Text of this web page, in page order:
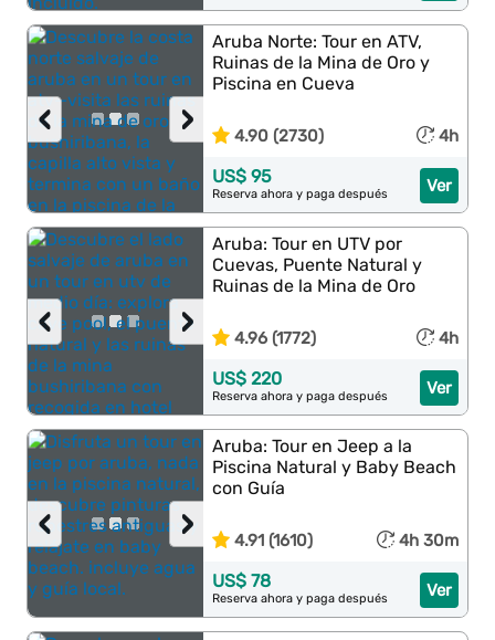
›
‹
Aruba Norte: Tour en ATV,
Ruinas de la Mina de Oro y
Piscina en Cueva
4.90 (2730) 4h
Ver
US$ 95
Reserva ahora y paga después
›
‹
Aruba: Tour en UTV por
Cuevas, Puente Natural y
Ruinas de la Mina de Oro
4.96 (1772) 4h
Ver
US$ 220
Reserva ahora y paga después
›
‹
Aruba: Tour en Jeep a la
Piscina Natural y Baby Beach
con Guía
4.91 (1610) 4h 30m
Ver
US$ 78
Reserva ahora y paga después